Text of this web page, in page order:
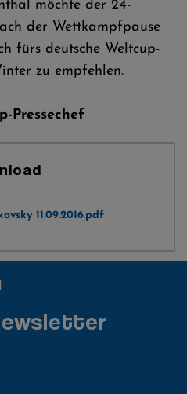
möchte der 24-
der Wettkampfpause
fürs deutsche Weltcup-
zu empfehlen.
Pressechef
11.09.2016.pdf